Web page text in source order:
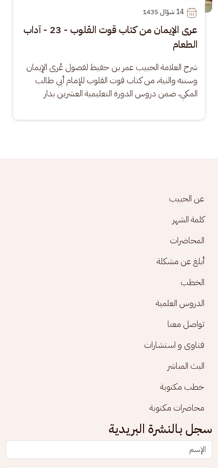
14
عرى الإيمان من كتاب قوت القلوب - 23 - آداب
الطعام
شرح العلامة الحبيب عمر بن حفيظ لفصول عُرى الإيمان
وسننه والنية، من كتاب قوت القلوب للإمام أبي طالب
المكي، ضمن دروس الدورة التعليمية العشرين بدار
Footer menu
عن الحبيب
كلمة الشهر
المحاضرات
أبلغ عن مشكلة
الخطب
الدروس العلمية
تواصل معنا
فتاوى و استشارات
البث المباشر
خطب مكتوبة
محاضرات مكتوبة
سجل بالنشرة البريدية